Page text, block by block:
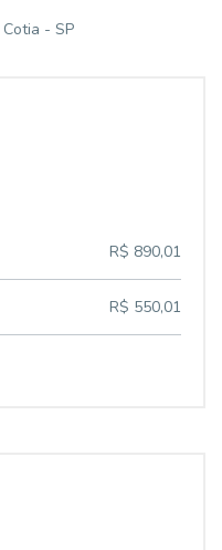
- SP
R$ 890,01
R$ 550,01